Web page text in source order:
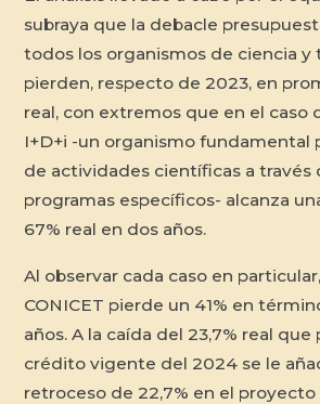
subraya que la debacle
todos los organismos de ciencia y
pierden, respecto de 2023, en
real, con extremos que en el caso
I+D+i -un organismo fundamental
de actividades científicas a través
programas específicos- alcanza
67% real en dos años.
Al observar cada caso en
CONICET pierde un 41% en
años. A la caída del 23,7% real que
crédito vigente del 2024 se le
retroceso de 22,7% en el proyecto